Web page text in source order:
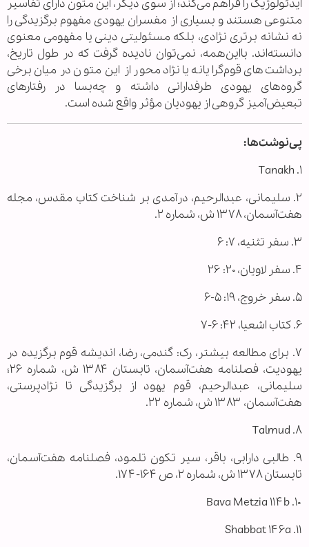
ایدئولوژیک را فراهم می‌کند؛ از سوی دیگر، این متون دارای تفاسیر
متنوعی هستند و بسیاری از مفسران یهودی مفهوم برگزیدگی را
نه نشانه برتری نژادی، بلکه مسئولیتی دینی یا مفهومی معنوی
دانسته‌اند. بااین‌همه، نمی‌توان نادیده گرفت که در طول تاریخ،
برداشت‌های قوم‌گرایانه یا نژادمحور از این متون در میان برخی
گروه‌های یهودی طرفدارانی داشته و چه‌بسا در رفتارهای
تبعیض‌آمیز گروهی از یهودیان مؤثر واقع شده است.
پی‌نوشت‌ها:
۱. Tanakh
۲. سلیمانی، عبدالرحیم، درآمدی بر شناخت کتاب مقدس، مجله
هفت‌آسمان، ۱۳۷۸ ش، شماره ۲.
۳. سفر تثنیه، ۷: ۶
۴. سفر لاویان، ۲۰: ۲۶
۵. سفر خروج، ۱۹: ۵-۶
۶. کتاب اشعیا، ۴۲: ۶-۷
۷. برای مطالعه بیشتر، رک: گندمی، رضا، اندیشه قوم برگزیده در
یهودیت، فصلنامه هفت‌آسمان، تابستان ۱۳۸۴ ش، شماره ۲۶؛
سلیمانی، عبدالرحیم، قوم یهود از برگزیدگی تا نژادپرستی،
هفت‌آسمان، ۱۳۸۳ ش، شماره ۲۲.
۸. Talmud
۹. طالبی دارابی، باقر، سیر تکون تلمود، فصلنامه هفت‌آسمان،
تابستان ۱۳۷۸ ش، شماره ۲، ص ۱۶۴-۱۷۴.
۱۰. Bava Metzia ۱۱۴b
۱۱. Shabbat ۱۴۶a